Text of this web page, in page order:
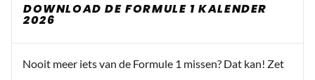
DOWNLOAD DE FORMULE 1 KALENDER
2026
Nooit meer iets van de Formule 1 missen? Dat kan! Zet